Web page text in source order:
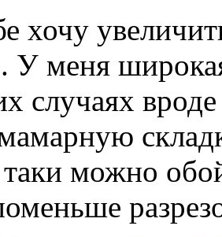
хочу
У меня
случаях
можно